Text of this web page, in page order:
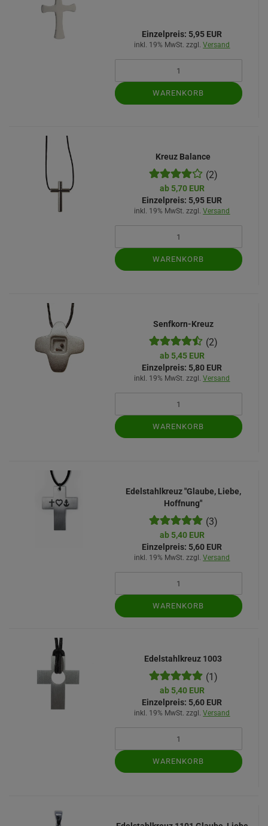
Einzelpreis: 5,95 EUR
inkl. 19% MwSt. zzgl.Versand
WARENKORB
Kreuz Balance
(2)
ab 5,70 EUR
Einzelpreis: 5,95 EUR
inkl. 19% MwSt. zzgl.Versand
WARENKORB
Senfkorn-Kreuz
(2)
ab 5,45 EUR
Einzelpreis: 5,80 EUR
inkl. 19% MwSt. zzgl.Versand
WARENKORB
Edelstahlkreuz "Glaube, Liebe,
Hoffnung"
(3)
ab 5,40 EUR
Einzelpreis: 5,60 EUR
inkl. 19% MwSt. zzgl.Versand
WARENKORB
Edelstahlkreuz 1003
(1)
ab 5,40 EUR
Einzelpreis: 5,60 EUR
inkl. 19% MwSt. zzgl.Versand
WARENKORB